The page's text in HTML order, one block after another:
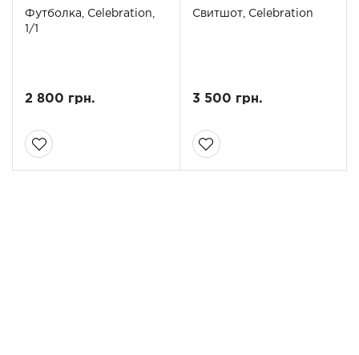
Футболка, Celebration,
1/1
2 800 грн.
Свитшот, Celebration
3 500 грн.